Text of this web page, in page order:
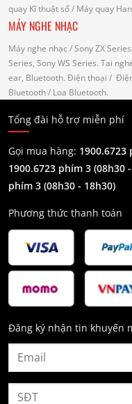
quay Kĩ thuật số/ Máy quay
MÁY NGHE NHẠC
Máy nghe nhạc / Sony ZX
Series, Sony WS Series. Tai
ear, Bluetooth. Điện thoại /
Bluetooth/ Loa Bluetooth.
Tổng đài hỗ trợ miễn phí
Gọi mua hàng: 1900.6723
1900.6723 phím 3 (08h30
phím 3 (08h30 - 18h30)
Phương thức thanh toán
Đăng ký nhận tin khuyến